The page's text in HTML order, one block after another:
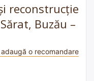
reconstrucție
Buzău –
adaugă o recomandare